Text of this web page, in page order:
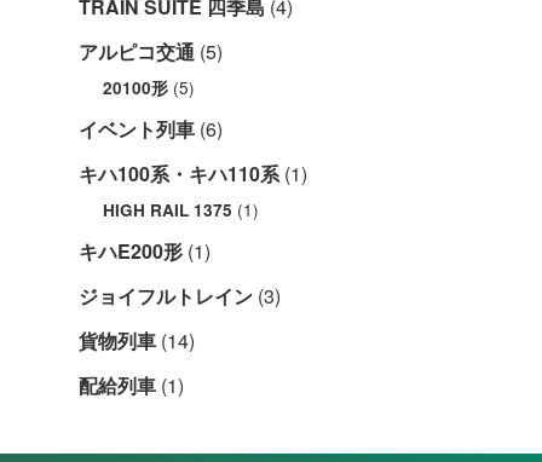
TRAIN SUITE 四季島 (4)
アルピコ交通 (5)
20100形 (5)
イベント列車 (6)
キハ100系・キハ110系(1)
HIGH RAIL 1375 (1)
キハE200形 (1)
ジョイフルトレイン (3)
貨物列車 (14)
配給列車 (1)